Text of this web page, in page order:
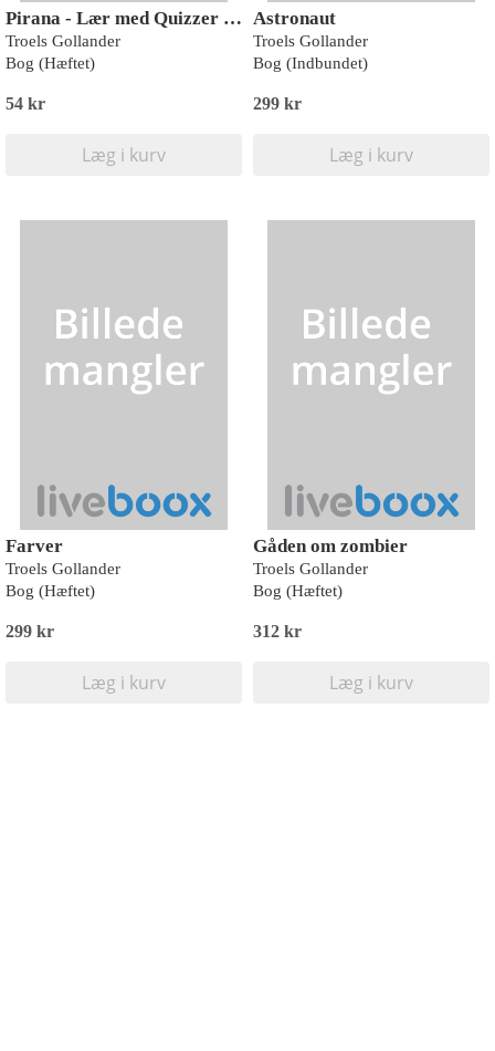
Pirana - Lær med Quizzer Universet
Troels Gollander
Bog (Hæftet)
54 kr
Læg i kurv
Astronaut
Troels Gollander
Bog (Indbundet)
299 kr
Læg i kurv
Farver
Troels Gollander
Bog (Hæftet)
299 kr
Læg i kurv
Gåden om zombier
Troels Gollander
Bog (Hæftet)
312 kr
Læg i kurv